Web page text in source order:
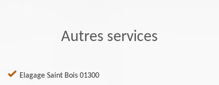
Autres services
Elagage Saint Bois 01300